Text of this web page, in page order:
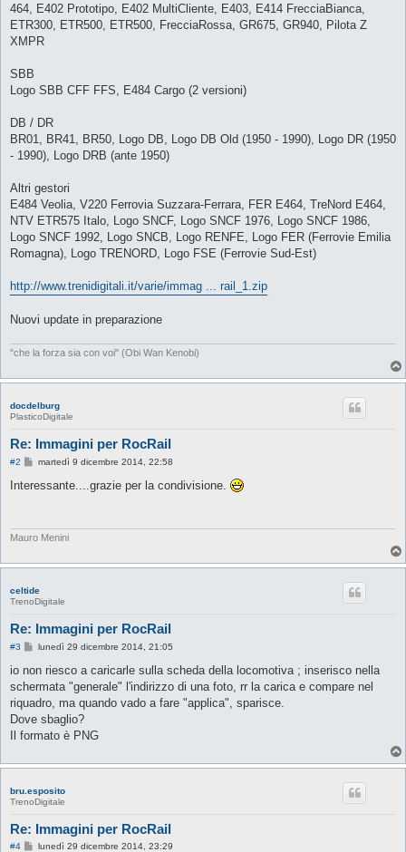
464, E402 Prototipo, E402 MultiCliente, E403, E414 FrecciaBianca,
ETR300, ETR500, ETR500, FrecciaRossa, GR675, GR940, Pilota Z
XMPR
SBB
Logo SBB CFF FFS, E484 Cargo (2 versioni)
DB / DR
BR01, BR41, BR50, Logo DB, Logo DB Old (1950 - 1990), Logo DR (1950
- 1990), Logo DRB (ante 1950)
Altri gestori
E484 Veolia, V220 Ferrovia Suzzara-Ferrara, FER E464, TreNord E464,
NTV ETR575 Italo, Logo SNCF, Logo SNCF 1976, Logo SNCF 1986,
Logo SNCF 1992, Logo SNCB, Logo RENFE, Logo FER (Ferrovie Emilia
Romagna), Logo TRENORD, Logo FSE (Ferrovie Sud-Est)
http://www.trenidigitali.it/varie/immag ... rail_1.zip
Nuovi update in preparazione
"che la forza sia con voi" (Obi Wan Kenobi)
docdelburg
PlasticoDigitale
Re: Immagini per RocRail
#2
M
s
i
martedì 9 dicembre 2014, 22:58
Interessante....grazie per la condivisione.
Mauro Menini
celtide
TrenoDigitale
Re: Immagini per RocRail
#3
M
s
a
g
i
o
lunedì 29 dicembre 2014, 21:05
io non riesco a caricarle sulla scheda della locomotiva ; inserisco nella
schermata "generale" l'indirizzo di una foto, rr la carica e compare nel
riquadro, ma quando vado a fare "applica", sparisce.
Dove sbaglio?
Il formato è PNG
bru.esposito
TrenoDigitale
Re: Immagini per RocRail
#4
Mlunedì 29 dicembre 2014, 23:29